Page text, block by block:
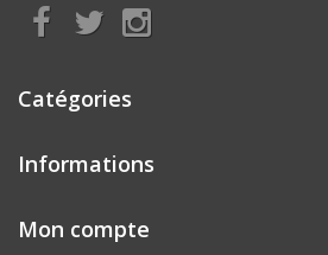
Catégories
Informations
Mon compte